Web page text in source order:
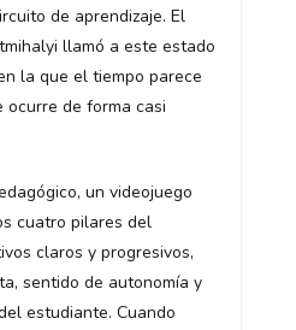
de aprendizaje. El
llamó a este estado
la que el tiempo parece
ocurre de forma casi
un videojuego
cuatro pilares del
claros y progresivos,
sentido de autonomía y
estudiante. Cuando